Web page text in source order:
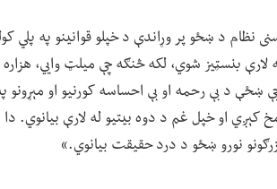
نظام د ښځو پر وړاندې د خپلو قوانینو په پلي
لارې بنسټیز شوي، لکه څنګه چې میلټ وايي،
ښځې د بې رحمه او بې احساسه کورنیو او
کېږي او خپل غم د دوه بیتیو له لارې بیانوي.
نورو ښځو د درد حقیقت بیانوي.»